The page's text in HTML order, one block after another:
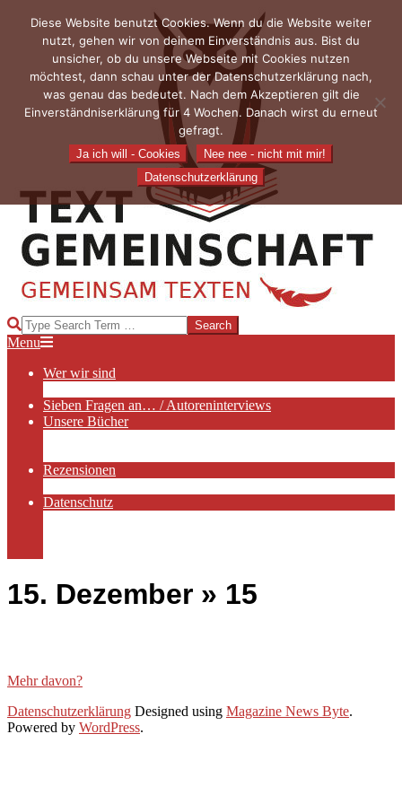
content
TEXTGEMEINSCHAFT
Search
Primary
Menu
Menu
Wer wir sind
Sieben Fragen an… / Autoreninterviews
Unsere Bücher
Rezensionen
Datenschutz
15. Dezember » 15
Mehr davon?
2022-
11-
Datenschutzerklärung Designed using Magazine News Byte.
Powered by WordPress.
Diese Website benutzt Cookies. Wenn du die Website weiter
nutzt, gehen wir von deinem Einverständnis aus. Bist du
unsicher, ob du unsere Webseite mit Cookies nutzen
möchtest, dann schau unter der Datenschutzerklärung nach,
was genau das bedeutet. Nach dem Akzeptieren gilt die
Einverständniserklärung für 4 Wochen. Danach wirst du erneut
gefragt.
Ja ich will - Cookies
Nee nee - nicht mit mir!
Datenschutzerklärung